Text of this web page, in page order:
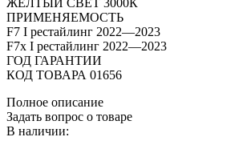
ЖЕЛТЫЙ СВЕТ 3000К
ПРИМЕНЯЕМОСТЬ
F7 I рестайлинг 2022—2023
F7x I рестайлинг 2022—2023
ГОД ГАРАНТИИ
КОД ТОВАРА 01656
Полное описание
Задать вопрос о товаре
В наличии: